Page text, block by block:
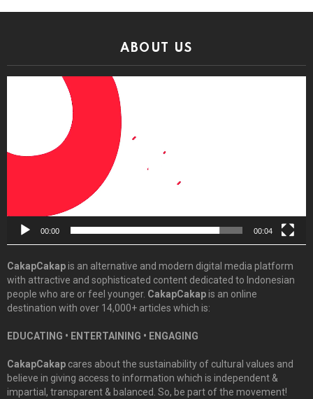
ABOUT US
00:00 00:04
CakapCakapis an alternative and modern digital media platform
with attractive and sophisticated content dedicated to Indonesian
people who are or feel younger. CakapCakapis an online
destination with over 14,000+ articles which is:
EDUCATING • ENTERTAINING • ENGAGING
CakapCakap cares about the sustainability of cultural values and
believe in giving access to information which is independent &
impartial, transparent & balanced. So, be part of the movement!